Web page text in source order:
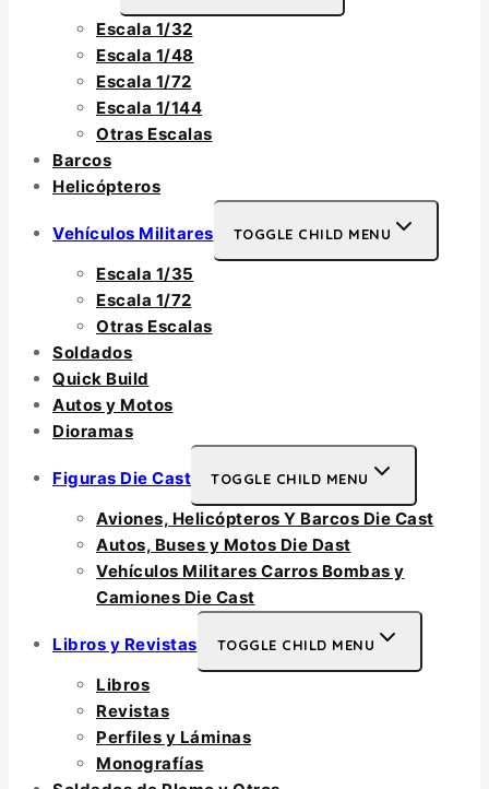
Escala 1/32
Escala 1/48
Escala 1/72
Escala 1/144
Otras Escalas
Barcos
Helicópteros
Vehículos Militares TOGGLE CHILD MENU
Escala 1/35
Escala 1/72
Otras Escalas
Soldados
Quick Build
Autos y Motos
Dioramas
Figuras Die Cast TOGGLE CHILD MENU
Aviones, Helicópteros Y Barcos Die Cast
Autos, Buses y Motos Die Dast
Vehículos Militares Carros Bombas y
Camiones Die Cast
Libros y Revistas TOGGLE CHILD MENU
Libros
Revistas
Perfiles y Láminas
Monografías